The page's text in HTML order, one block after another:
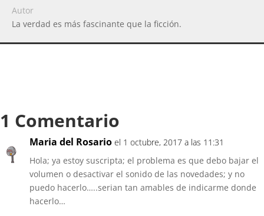
Autor
La verdad es más fascinante que la ficción.
1 Comentario
Maria del Rosario el 1 octubre, 2017 a las 11:31
Hola; ya estoy suscripta; el problema es que debo bajar el
volumen o desactivar el sonido de las novedades; y no
puedo hacerlo…..serian tan amables de indicarme donde
hacerlo…